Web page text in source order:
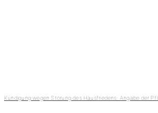
Kündigung wegen Störung des Hausfriedens: Angabe der